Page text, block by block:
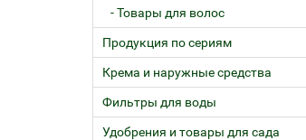
- Товары для волос
Продукция по сериям
Крема и наружные средства
Фильтры для воды
Удобрения и товары для сада